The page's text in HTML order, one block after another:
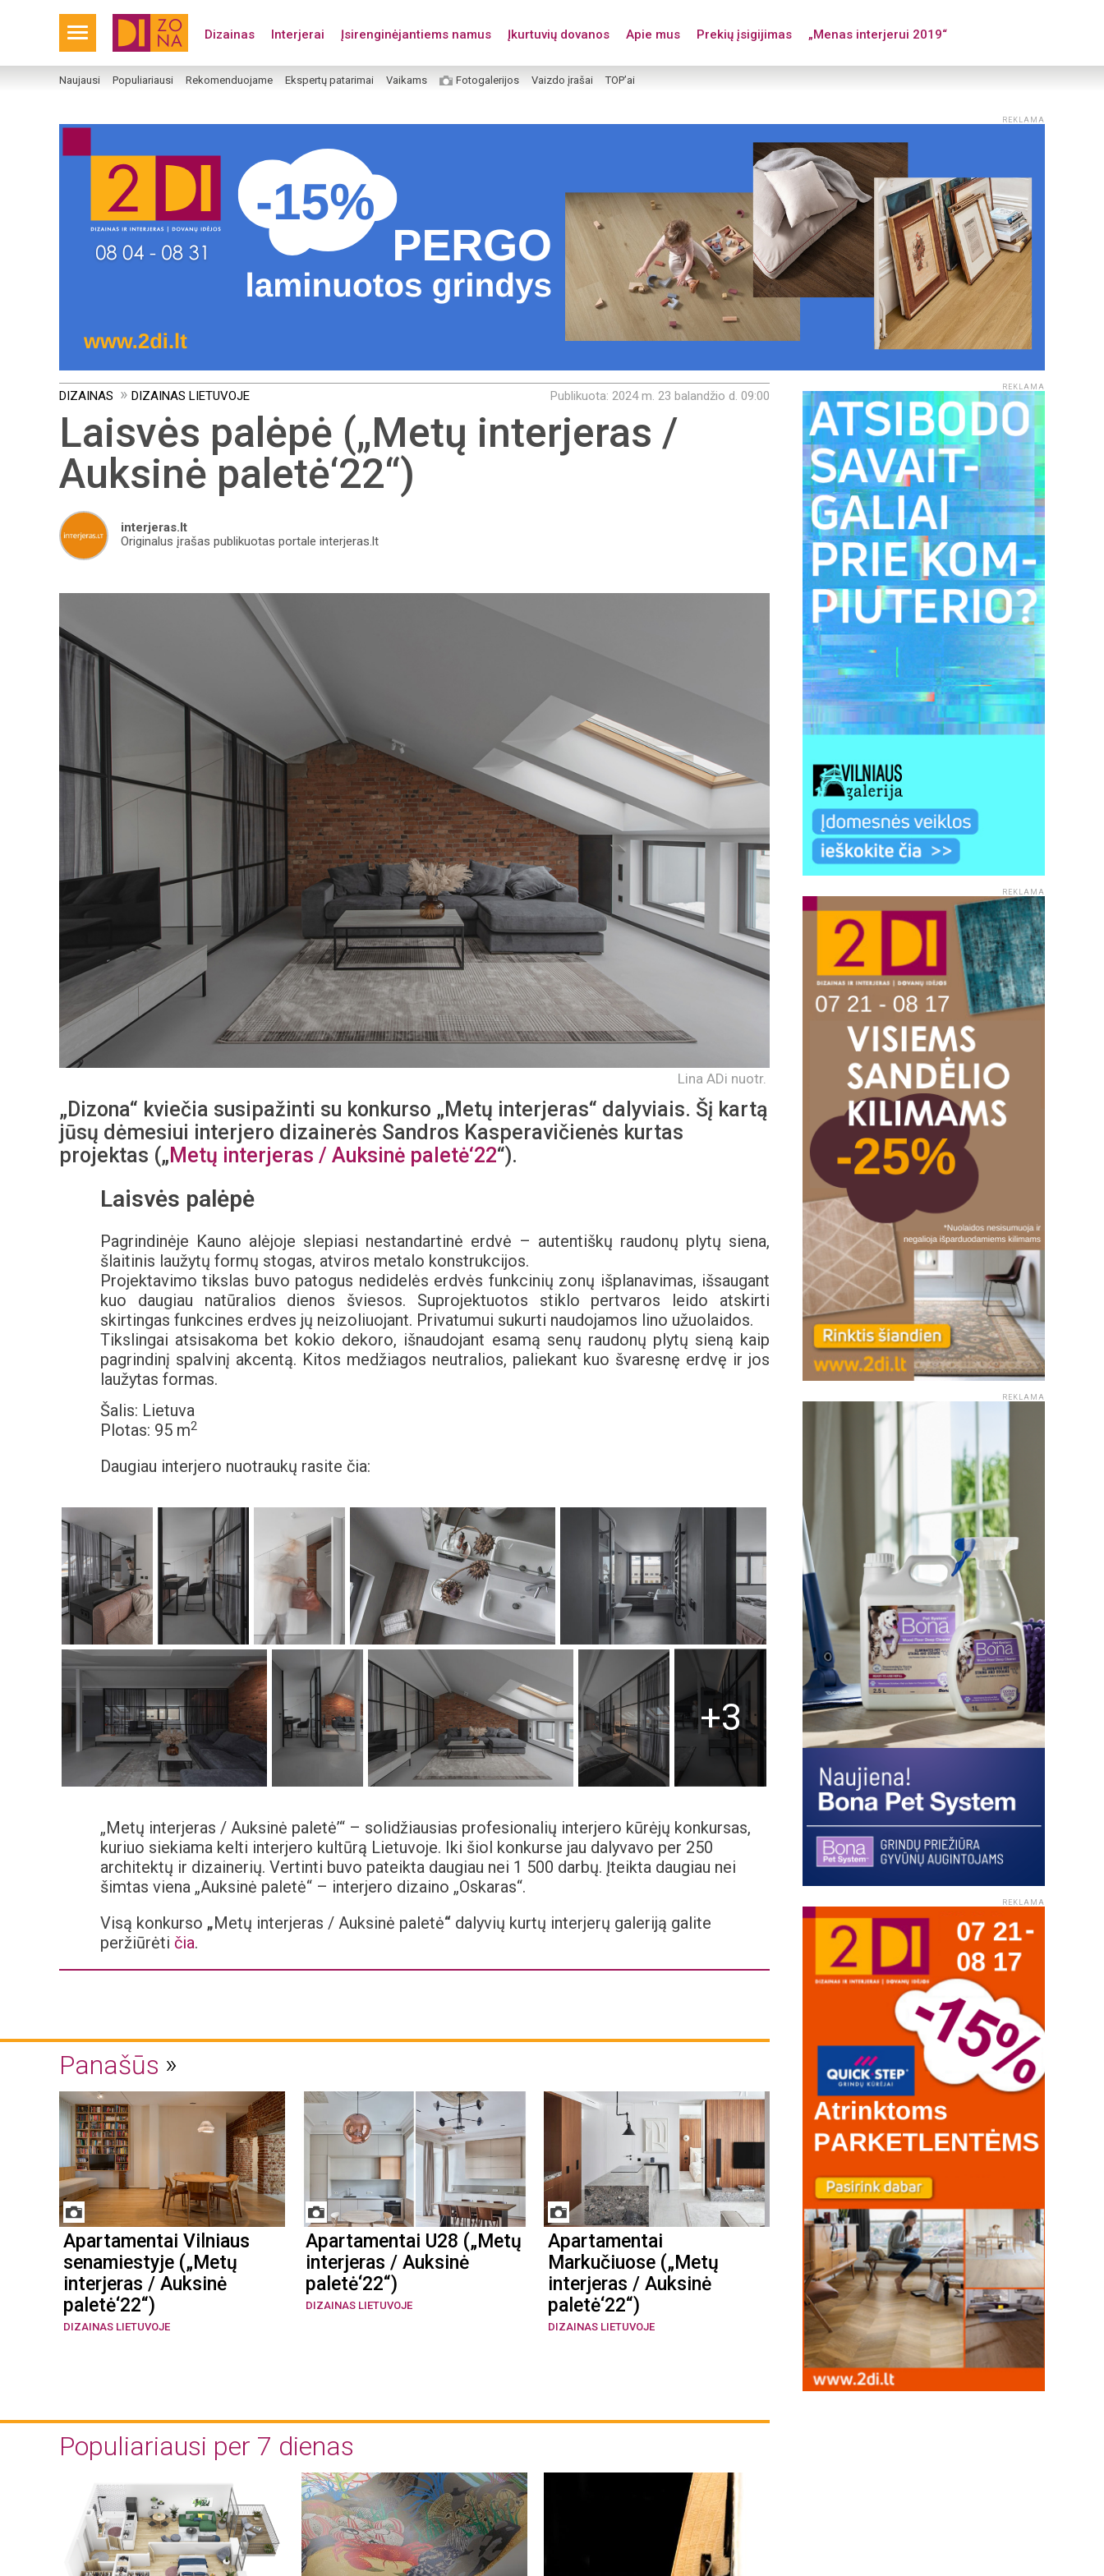
Dizainas Interjerai Įsirenginėjantiems namus Įkurtuvių dovanos Apie mus Prekių įsigijimas „Menas interjerui 2019“
Naujausi Populiariausi Rekomenduojame Ekspertų patarimai Vaikams Fotogalerijos Vaizdo įrašai TOP’ai
REKLAMA
DIZAINAS DIZAINAS LIETUVOJE Publikuota: 2024 m. 23 balandžio d. 09:00
Laisvės palėpė („Metų interjeras /
Auksinė paletė‘22“)
interjeras.lt
Originalus įrašas publikuotas portale interjeras.lt
Lina ADi nuotr.
„Dizona“ kviečia susipažinti su konkurso „Metų interjeras“ dalyviais. Šį kartą
jūsų dėmesiui interjero dizainerės Sandros Kasperavičienės kurtas
projektas („ Metų interjeras / Auksinė paletė‘22“).
Laisvės palėpė
Pagrindinėje Kauno alėjoje slepiasi nestandartinė erdvė – autentiškų raudonų plytų siena,
šlaitinis laužytų formų stogas, atviros metalo konstrukcijos.
Projektavimo tikslas buvo patogus nedidelės erdvės funkcinių zonų išplanavimas, išsaugant
kuo daugiau natūralios dienos šviesos. Suprojektuotos stiklo pertvaros leido atskirti
skirtingas funkcines erdves jų neizoliuojant. Privatumui sukurti naudojamos lino užuolaidos.
Tikslingai atsisakoma bet kokio dekoro, išnaudojant esamą senų raudonų plytų sieną kaip
pagrindinį spalvinį akcentą. Kitos medžiagos neutralios, paliekant kuo švaresnę erdvę ir jos
laužytas formas.
Šalis: Lietuva
Plotas: 95 m2
Daugiau interjero nuotraukų rasite čia:
+3
„Metų interjeras / Auksinė paletė’“ – solidžiausias profesionalių interjero kūrėjų konkursas,
kuriuo siekiama kelti interjero kultūrą Lietuvoje. Iki šiol konkurse jau dalyvavo per 250
architektų ir dizainerių. Vertinti buvo pateikta daugiau nei 1 500 darbų. Įteikta daugiau nei
šimtas viena „Auksinė paletė“ – interjero dizaino „Oskaras“.
Visą konkurso „Metų interjeras / Auksinė paletė“ dalyvių kurtų interjerų galeriją galite
peržiūrėti čia.
Panašūs
Apartamentai Vilniaus
senamiestyje („Metų
interjeras / Auksinė
paletė‘22“)
DIZAINAS LIETUVOJE
Apartamentai U28 („Metų
interjeras / Auksinė
paletė‘22“)
DIZAINAS LIETUVOJE
Apartamentai
Markučiuose („Metų
interjeras / Auksinė
paletė‘22“)
DIZAINAS LIETUVOJE
REKLAMA
REKLAMA
REKLAMA
REKLAMA
Populiariausi per 7 dienas